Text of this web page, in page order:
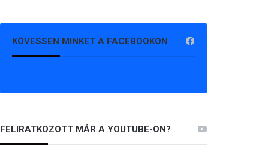
KÖVESSEN MINKET A FACEBOOKON
FELIRATKOZOTT MÁR A YOUTUBE-ON?